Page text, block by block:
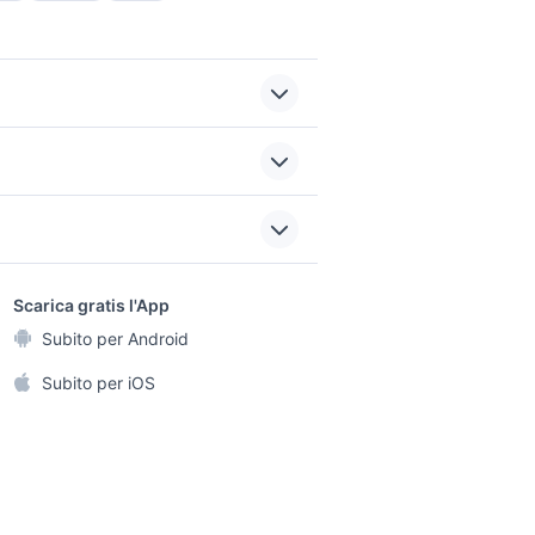
fiat 124 sport spider 1600
husqvarna motocross
compressore Bari
e
Scarica gratis l'App
Subito per Android
Subito per iOS